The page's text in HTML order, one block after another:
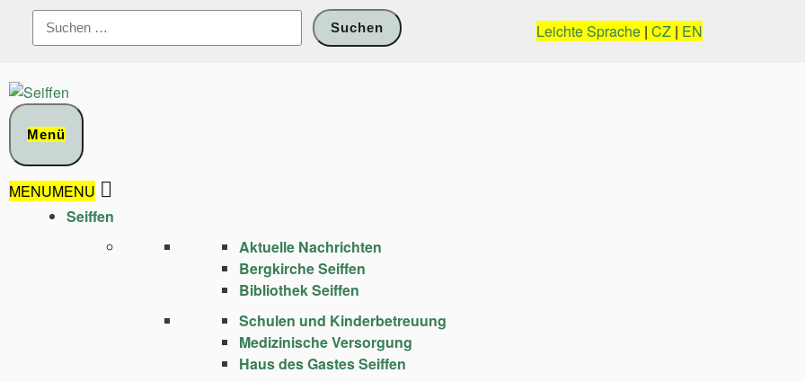
Suchen
nach:
Leichte Sprache | CZ | EN
Menü
MENUMENU
Seiffen
Aktuelle Nachrichten
Bergkirche Seiffen
Bibliothek Seiffen
Schulen und Kinder­betreuung
Medizinische Versorgung
Haus des Gastes Seiffen